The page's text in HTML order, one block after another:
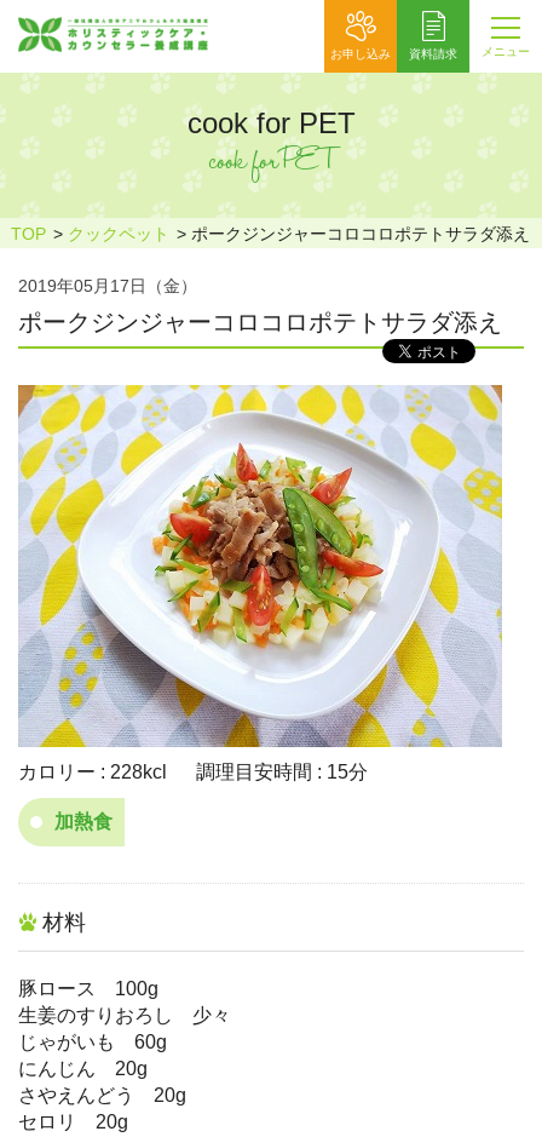
お申し込み 資料請求 メニュー
cook for PET
cook for PET
TOP クックペット ポークジンジャーコロコロポテトサラダ添え
2019年05月17日（金）
ポークジンジャーコロコロポテトサラダ添え
カロリー : 228kcl 調理目安時間 : 15分
加熱食
材料
豚ロース 100g
生姜のすりおろし 少々
じゃがいも 60g
にんじん 20g
さやえんどう 20g
セロリ 20g